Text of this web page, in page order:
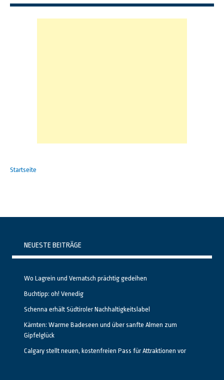
Startseite
NEUESTE BEITRÄGE
Wo Lagrein und Vernatsch prächtig gedeihen
Buchtipp: oh! Venedig
Schenna erhält Südtiroler Nachhaltigkeitslabel
Kärnten: Warme Badeseen und über sanfte Almen zum
Gipfelglück
Calgary stellt neuen, kostenfreien Pass für Attraktionen vor